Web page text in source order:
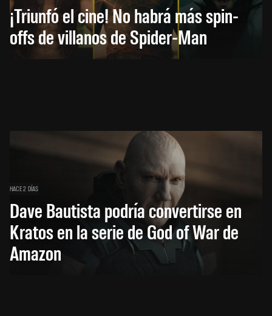
¡Triunfó el cine! No habrá más spin-
offs de villanos de Spider-Man
HACE 2 DÍAS
Dave Bautista podría convertirse en
Kratos en la serie de God of War de
Amazon